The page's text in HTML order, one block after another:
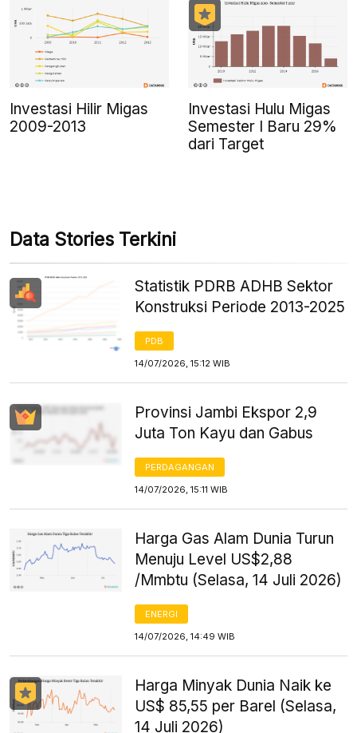
Investasi Hilir Migas
2009-2013
Investasi Hulu Migas
Semester I Baru 29%
dari Target
Data Stories Terkini
Statistik PDRB ADHB Sektor
Konstruksi Periode 2013-2025
PDB
14/07/2026, 15:12 WIB
Provinsi Jambi Ekspor 2,9
Juta Ton Kayu dan Gabus
PERDAGANGAN
14/07/2026, 15:11 WIB
Harga Gas Alam Dunia Turun
Menuju Level US$2,88
/Mmbtu (Selasa, 14 Juli 2026)
ENERGI
14/07/2026, 14:49 WIB
Harga Minyak Dunia Naik ke
US$ 85,55 per Barel (Selasa,
14 Juli 2026)